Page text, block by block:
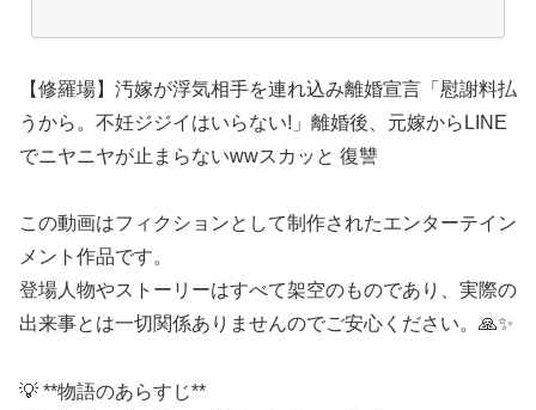
【修羅場】汚嫁が浮気相手を連れ込み離婚宣言「慰謝料払
うから。不妊ジジイはいらない!」離婚後、元嫁からLINE
でニヤニヤが止まらないwwスカッと 復讐
この動画はフィクションとして制作されたエンターテイン
メント作品です。
登場人物やストーリーはすべて架空のものであり、実際の
出来事とは一切関係ありませんのでご安心ください。🙏✨
💡 **物語のあらすじ**